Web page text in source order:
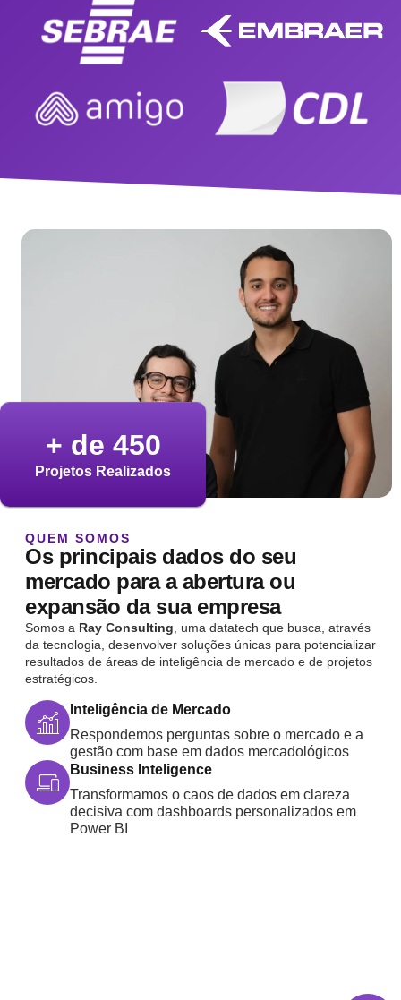
Projetos Realizados
+ de 450
QUEM SOMOS
Os principais dados do seu
mercado para a abertura ou
expansão da sua empresa
Somos a Ray Consulting , uma datatech que busca, através
da tecnologia, desenvolver soluções únicas para potencializar
resultados de áreas de inteligência de mercado e de projetos
estratégicos.
Inteligência de Mercado
Respondemos perguntas sobre o mercado e a
gestão com base em dados mercadológicos
Business Inteligence
Transformamos o caos de dados em clareza
decisiva com dashboards personalizados em
Power BI